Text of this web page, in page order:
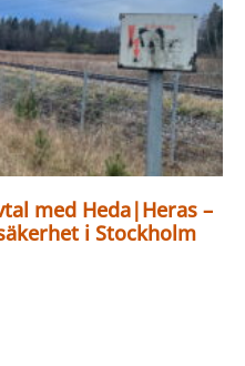
med Heda|Heras –
i Stockholm